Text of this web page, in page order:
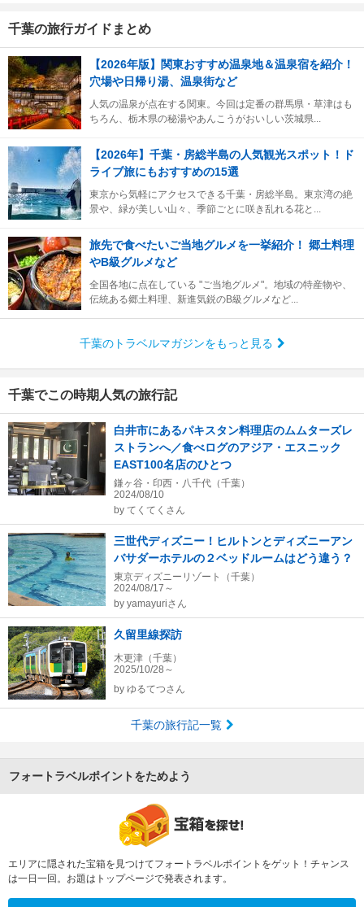
千葉の旅行ガイドまとめ
【2026年版】関東おすすめ温泉地＆温泉宿を紹介！
穴場や日帰り湯、温泉街など
人気の温泉が点在する関東。今回は定番の群馬県・草津はも
ちろん、栃木県の秘湯やあんこうがおいしい茨城県...
【2026年】千葉・房総半島の人気観光スポット！ド
ライブ旅にもおすすめの15選
東京から気軽にアクセスできる千葉・房総半島。東京湾の絶
景や、緑が美しい山々、季節ごとに咲き乱れる花と...
旅先で食べたいご当地グルメを一挙紹介！ 郷土料理
やB級グルメなど
全国各地に点在している "ご当地グルメ"。地域の特産物や、
伝統ある郷土料理、新進気鋭のB級グルメなど...
千葉のトラベルマガジンをもっと見る
千葉でこの時期人気の旅行記
白井市にあるパキスタン料理店のムムターズレ
ストランへ／食べログのアジア・エスニック
EAST100名店のひとつ
鎌ヶ谷・印西・八千代（千葉）
2024/08/10
by てくてくさん
三世代ディズニー！ヒルトンとディズニーアン
バサダーホテルの２ベッドルームはどう違う？
東京ディズニーリゾート（千葉）
2024/08/17～
by yamayuriさん
久留里線探訪
木更津（千葉）
2025/10/28～
by ゆるてつさん
千葉の旅行記一覧
フォートラベルポイントをためよう
エリアに隠された宝箱を見つけてフォートラベルポイントをゲット！チャンス
は一日一回。お題はトップページで発表されます。